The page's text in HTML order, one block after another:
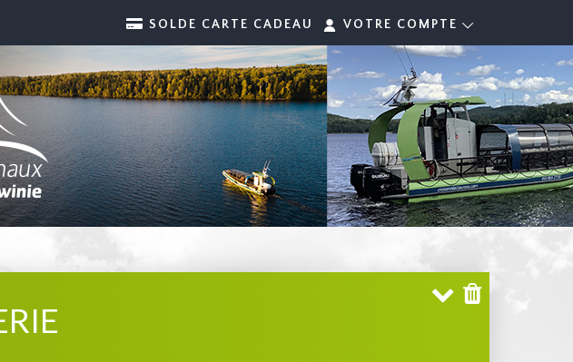
SOLDE CARTE CADEAU VOTRE COMPTE